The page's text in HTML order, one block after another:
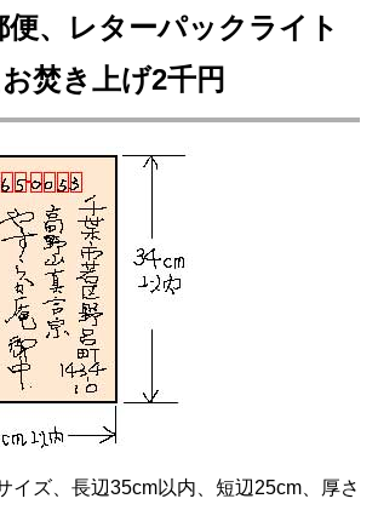
、レターパックライト
焚き上げ2千円
イズ、長辺35cm以内、短辺25cm、厚さ